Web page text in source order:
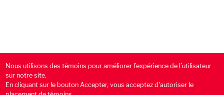
Nous utilisons des témoins pour améliorer l’expérience de l’utilisateur
sur notre site.
En cliquant sur le bouton Accepter, vous acceptez d'autoriser le